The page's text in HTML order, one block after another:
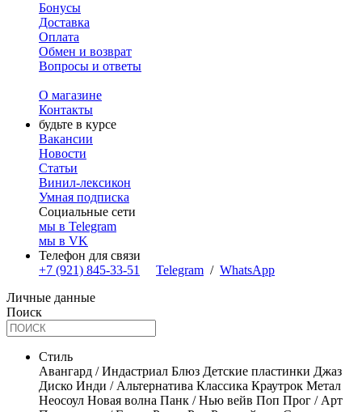
Бонусы
Доставка
Оплата
Обмен и возврат
Вопросы и ответы
О магазине
Контакты
будьте в курсе
Вакансии
Новости
Статьи
Винил-лексикон
Умная подписка
Социальные сети
мы в Telegram
мы в VK
Телефон для связи
+7 (921) 845-33-51
Telegram / WhatsApp
Личные данные
Поиск
Стиль
Авангард / Индастриал Блюз Детские пластинки Джаз
Диско Инди / Альтернатива Классика Краутрок Метал
Неосоул Новая волна Панк / Нью вейв Поп Прог / Арт